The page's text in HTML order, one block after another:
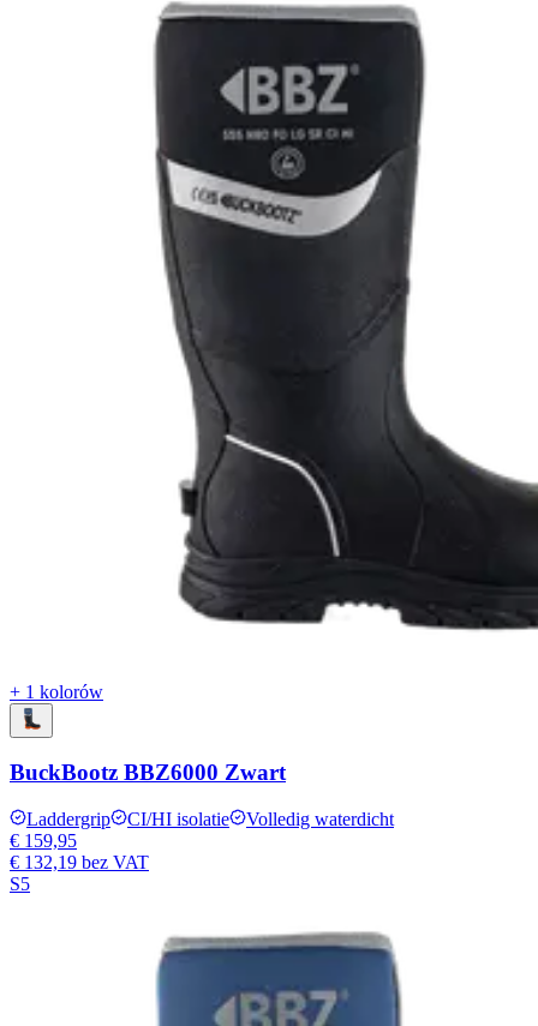
+ 1 kolorów
BuckBootz BBZ6000 Zwart
Laddergrip CI/HI isolatie
Volledig waterdicht
€ 159,95
€ 132,19 bez VAT
S5